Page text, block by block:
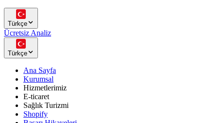
Türkçe
Ücretsiz Analiz
Türkçe
Ana Sayfa
Kurumsal
Hizmetlerimiz
E-ticaret
Sağlık Turizmi
Shopify